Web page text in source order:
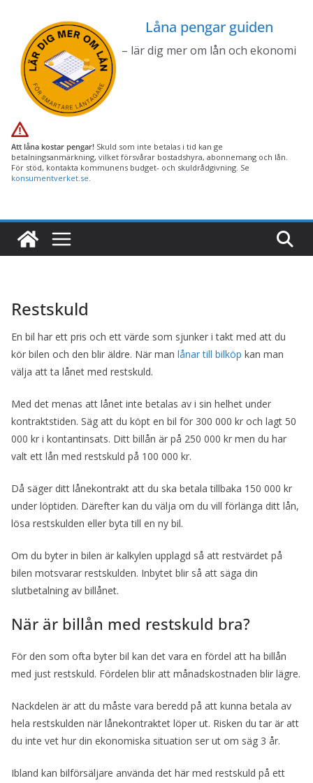
innehåll
Låna pengar guiden
– lär dig mer om lån och ekonomi
Att låna kostar pengar! Skuld som inte betalas i tid kan ge
betalningsanmärkning, vilket försvårar bostadshyra, abonnemang och lån.
För stöd, kontakta kommunens budget- och skuldrådgivning. Se
konsumentverket.se.
Restskuld
En bil har ett pris och ett värde som sjunker i takt med att du
kör bilen och den blir äldre. När man lånar till bilköp kan man
välja att ta lånet med restskuld.
Med det menas att lånet inte betalas av i sin helhet under
kontraktstiden. Säg att du köpt en bil för 300 000 kr och lagt 50
000 kr i kontantinsats. Ditt billån är på 250 000 kr men du har
valt ett lån med restskuld på 100 000 kr.
Då säger ditt lånekontrakt att du ska betala tillbaka 150 000 kr
under löptiden. Därefter kan du välja om du vill förlänga ditt lån,
lösa restskulden eller byta till en ny bil.
Om du byter in bilen är kalkylen upplagd så att restvärdet på
bilen motsvarar restskulden. Inbytet blir så att säga din
slutbetalning av billånet.
När är billån med restskuld bra?
För den som ofta byter bil kan det vara en fördel att ha billån
med just restskuld. Fördelen blir att månadskostnaden blir lägre.
Nackdelen är att du måste vara beredd på att kunna betala av
hela restskulden när lånekontraktet löper ut. Risken du tar är att
du inte vet hur din ekonomiska situation ser ut om säg 3 år.
Ibland kan bilförsäljare använda det här med restskuld på ett